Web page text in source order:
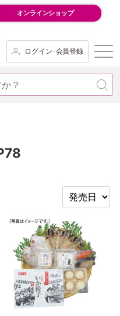
オンラインショップ
ログイン･会員登録